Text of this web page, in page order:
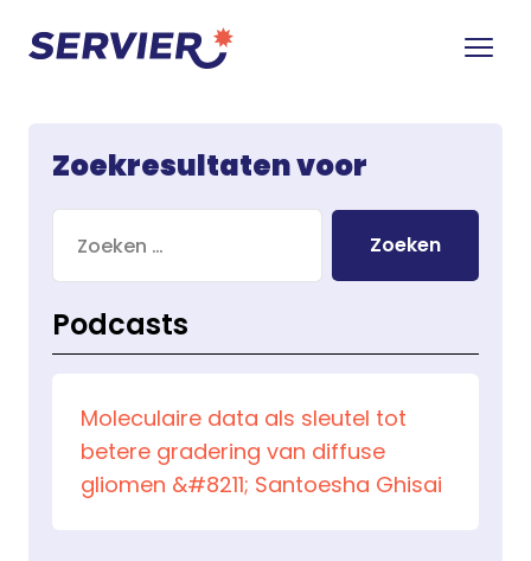
Zoekresultaten voor
Zoeken
naar:
Podcasts
Moleculaire data als sleutel tot
betere gradering van diffuse
gliomen &#8211; Santoesha Ghisai